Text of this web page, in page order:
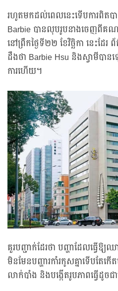
រហូតមកដល់ពេលនេះទើបការពិតប
Barbie បានលុបរូបនាងចេញពី
នៅព្រឹកថ្ងៃទី២២ ខែវិច្ឆិកា នេះដែ
ដឹងថា Barbie Hsu និងស្វាមីបាន
ការហើយ។
គួរបញ្ជាក់ដែរថា បញ្ហាដែលធ្វើឱ្យ
មិនមែនបញ្ហារកាំរកូសគ្នាទើបតែក
លាក់បាំង និងបង្កើតរូបភាពធ្វើដូច